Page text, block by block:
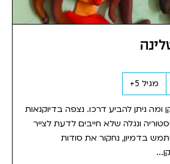
מגיל 5+
ומה ניתן להביע דרכו. נצפה בדיוקנאות
ונגלה שלא חייבים לדעת לצייר
בדמיון, נחקור את סודות